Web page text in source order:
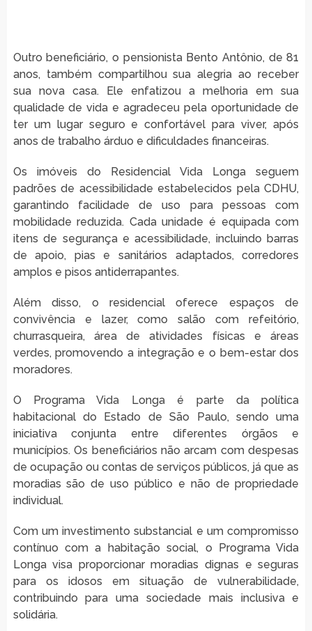
Outro beneficiário, o pensionista Bento Antônio, de 81
anos, também compartilhou sua alegria ao receber
sua nova casa. Ele enfatizou a melhoria em sua
qualidade de vida e agradeceu pela oportunidade de
ter um lugar seguro e confortável para viver, após
anos de trabalho árduo e dificuldades financeiras.
Os imóveis do Residencial Vida Longa seguem
padrões de acessibilidade estabelecidos pela CDHU,
garantindo facilidade de uso para pessoas com
mobilidade reduzida. Cada unidade é equipada com
itens de segurança e acessibilidade, incluindo barras
de apoio, pias e sanitários adaptados, corredores
amplos e pisos antiderrapantes.
Além disso, o residencial oferece espaços de
convivência e lazer, como salão com refeitório,
churrasqueira, área de atividades físicas e áreas
verdes, promovendo a integração e o bem-estar dos
moradores.
O Programa Vida Longa é parte da política
habitacional do Estado de São Paulo, sendo uma
iniciativa conjunta entre diferentes órgãos e
municípios. Os beneficiários não arcam com despesas
de ocupação ou contas de serviços públicos, já que as
moradias são de uso público e não de propriedade
individual.
Com um investimento substancial e um compromisso
contínuo com a habitação social, o Programa Vida
Longa visa proporcionar moradias dignas e seguras
para os idosos em situação de vulnerabilidade,
contribuindo para uma sociedade mais inclusiva e
solidária.